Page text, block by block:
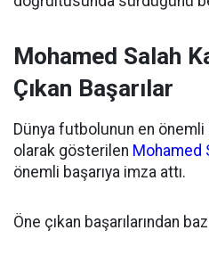
Mohamed Salah
Çıkan Başarılar
Dünya futbolunun en önemli
olarak gösterilen Mohamed
önemli başarıya imza attı.
Öne çıkan başarılarından